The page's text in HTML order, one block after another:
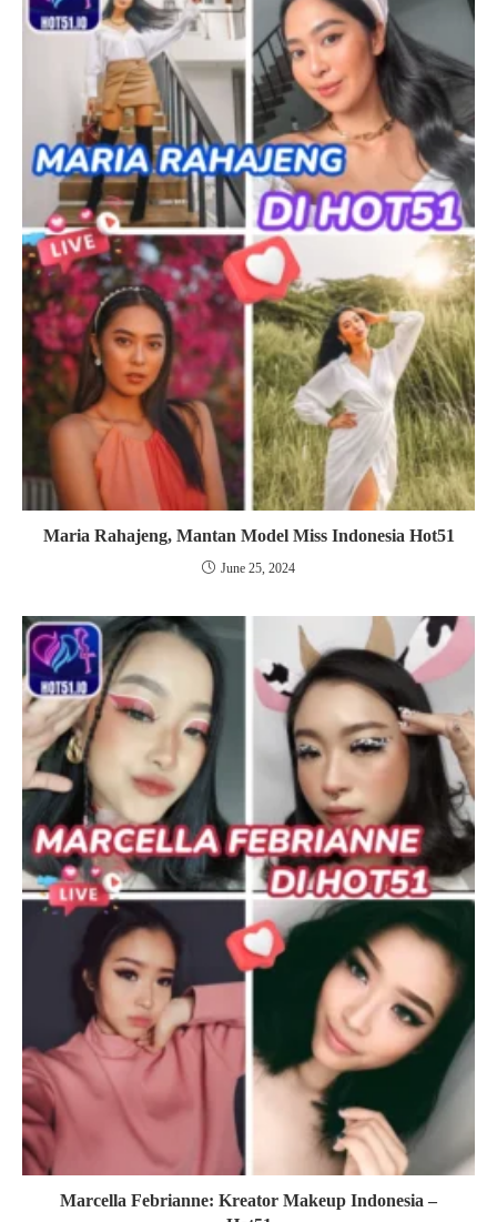
Maria Rahajeng, Mantan Model Miss Indonesia Hot51
June 25, 2024
Marcella Febrianne: Kreator Makeup Indonesia –